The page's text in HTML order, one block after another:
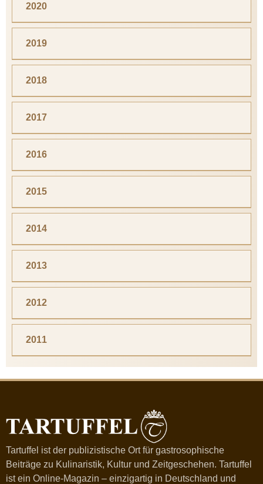
2020
2019
2018
2017
2016
2015
2014
2013
2012
2011
Tartuffel ist der publizistische Ort für gastrosophische
Beiträge zu Kulinaristik, Kultur und Zeitgeschehen. Tartuffel
ist ein Online-Magazin – einzigartig in Deutschland und